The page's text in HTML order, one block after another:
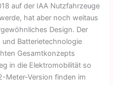
auf der IAA Nutzfahrzeuge
hat aber noch weitaus
Design. Der
Batterietechnologie
Gesamtkonzepts
in die Elektromobilität so
Meter-Version finden im